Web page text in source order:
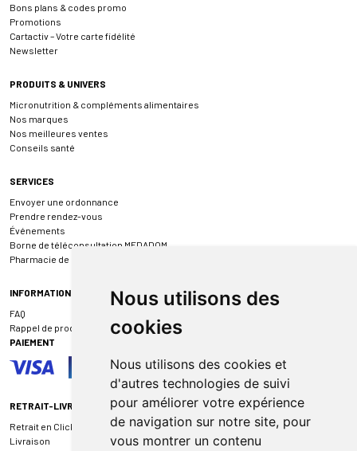
Nous utilisons des
cookies
Nous utilisons des cookies et
d'autres technologies de suivi
pour améliorer votre expérience
de navigation sur notre site, pour
vous montrer un contenu
Bons plans & codes promo
Promotions
Cartactiv – Votre carte fidélité
Newsletter
PRODUITS & UNIVERS
Micronutrition & compléments alimentaires
Nos marques
Nos meilleures ventes
Conseils santé
SERVICES
Envoyer une ordonnance
Prendre rendez-vous
Événements
Borne de téléconsultation MEDADOM
Pharmacie de garde
INFORMATIONS
FAQ
Rappel de produit
PAIEMENT
RETRAIT-LIVRAISON
Retrait en Click & Collect
Livraison